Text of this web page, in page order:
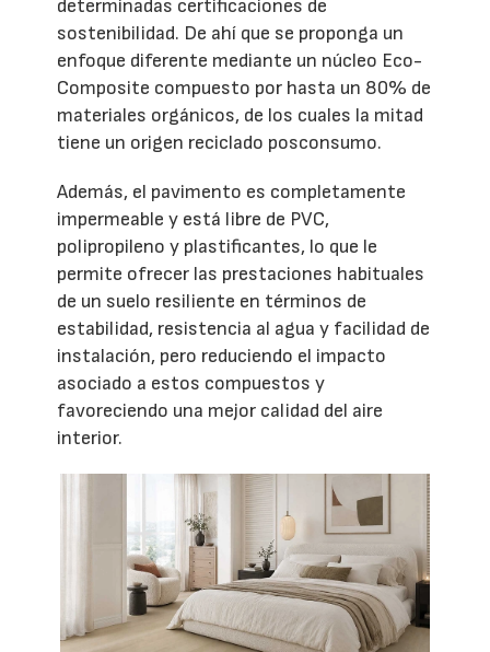
determinadas certificaciones de
sostenibilidad. De ahí que se proponga un
enfoque diferente mediante un núcleo Eco-
Composite compuesto por hasta un 80% de
materiales orgánicos, de los cuales la mitad
tiene un origen reciclado posconsumo.
Además, el pavimento es completamente
impermeable y está libre de PVC,
polipropileno y plastificantes, lo que le
permite ofrecer las prestaciones habituales
de un suelo resiliente en términos de
estabilidad, resistencia al agua y facilidad de
instalación, pero reduciendo el impacto
asociado a estos compuestos y
favoreciendo una mejor calidad del aire
interior.